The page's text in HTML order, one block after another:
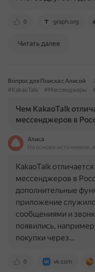
0 graph.org
Читать далее
Вопрос для Поиска с Алисой
#KakaoTalk
#Мессенджеры
Чем KakaoTalk
мессенджеров в
Алиса
На основе
0 vk.com
KakaoTalk
мессенджеров в
дополнительные
приложение
сообщениями и
появились,
покупки через…